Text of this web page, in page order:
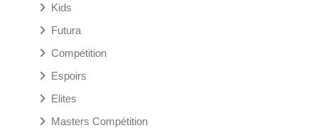
Kids
Futura
Compétition
Espoirs
Elites
Masters Compétition